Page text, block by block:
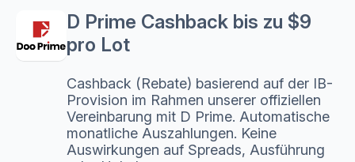
D Prime Cashback bis zu $9
pro Lot
Cashback (Rebate) basierend auf der IB-
Provision im Rahmen unserer offiziellen
Vereinbarung mit D Prime. Automatische
monatliche Auszahlungen. Keine
Auswirkungen auf Spreads, Ausführung